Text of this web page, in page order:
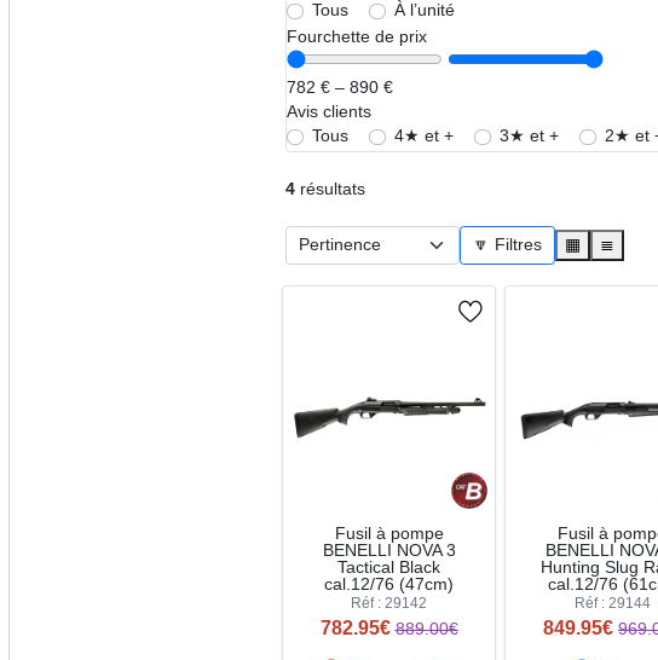
Tous
À l’unité
Fourchette de prix
782 € – 890 €
Avis clients
Tous
4★ et + 3★ et + 2★ et
4 résultats
🔽 Filtres ▦ ≣
Fusil à pompe
BENELLI NOVA 3
Tactical Black
cal.12/76 (47cm)
Réf : 29142
782.95€ 889.00€
Fusil à
BENELLI
Hunting Slug
cal.12/76
Réf : 29144
849.95€